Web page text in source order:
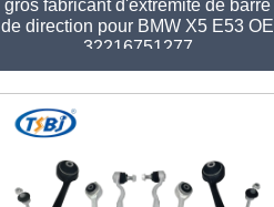
gros fabricant d'extrémité de barre
de direction pour BMW X5 E53 OE
32216751277